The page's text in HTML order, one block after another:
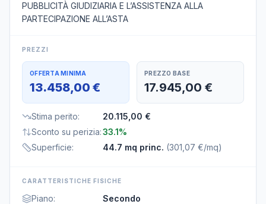
PUBBLICITÀ GIUDIZIARIA E L’ASSISTENZA ALLA
PARTECIPAZIONE ALL’ASTA
PREZZI
OFFERTA MINIMA
13.458,00 €
PREZZO BASE
17.945,00 €
Stima perito:
20.115,00 €
Sconto su perizia:33.1%
Superficie: 44.7 mq princ. (301,07 €/mq)
CARATTERISTICHE FISICHE
Piano:
Secondo